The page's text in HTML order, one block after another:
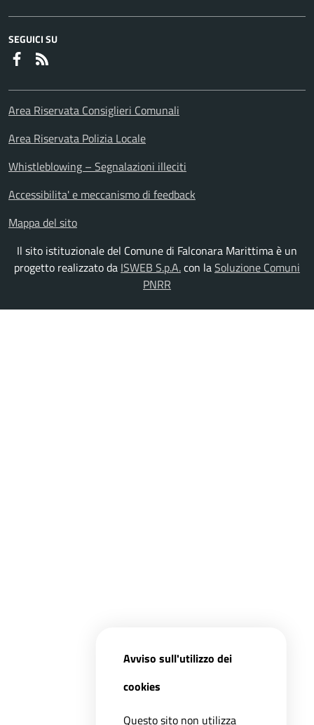
SEGUICI SU
Faceboook
Area Riservata Consiglieri Comunali
Area Riservata Polizia Locale
Whistleblowing – Segnalazioni illeciti
Accessibilita' e meccanismo di feedback
Mappa del sito
Il sito istituzionale del Comune di Falconara Marittima è un
progetto realizzato da ISWEB S.p.A.con laSoluzione Comuni
PNRR
Avviso sull'utilizzo dei
cookies
Questo sito non utilizza